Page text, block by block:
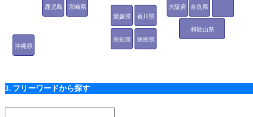
大阪府 奈良県
和歌山県
徳島県
香川県
愛媛県
高知県
宮崎県
鹿児島
沖縄県
3. フリーワードから探す